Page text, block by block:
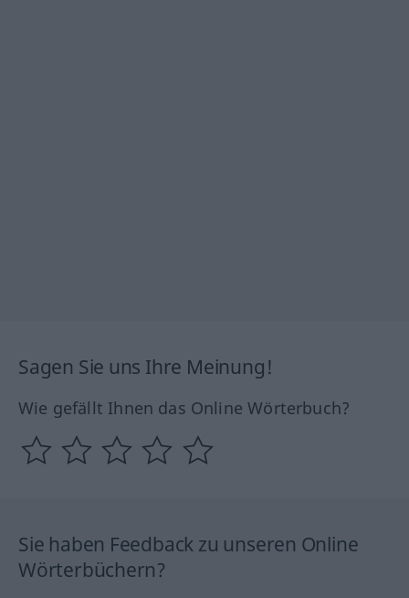
Sagen Sie uns Ihre Meinung!
Wie gefällt Ihnen das Online Wörterbuch?
Sie haben Feedback zu unseren Online
Wörterbüchern?